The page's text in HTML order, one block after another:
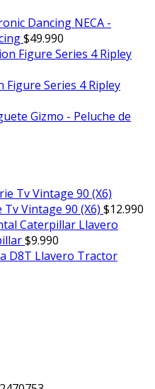
NECA -
$49.990
Figure Series 4 Ripley
Gizmo - Peluche de
Vintage 90 (X6) $12.990
Llavero
$9.990
Llavero Tractor